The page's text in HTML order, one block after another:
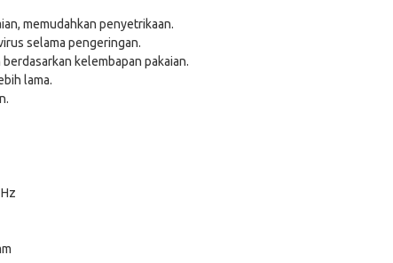
memudahkan penyetrikaan.
selama pengeringan.
kelembapan pakaian.
lama.